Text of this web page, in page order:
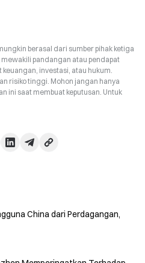
berasal dari sumber pihak ketiga
pandangan atau pendapat
investasi, atau hukum.
risiko tinggi. Mohon jangan hanya
ini saat membuat keputusan. Untuk
China dari Perdagangan,